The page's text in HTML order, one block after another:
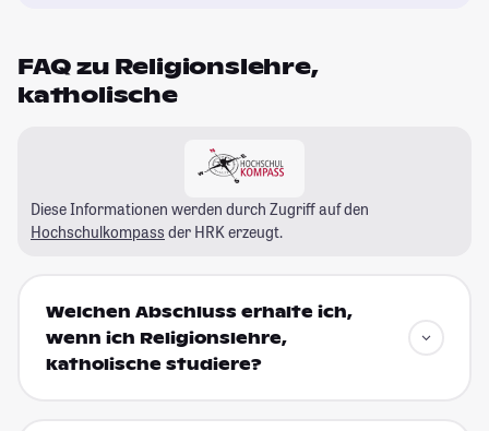
FAQ zu Religionslehre,
katholische
Diese Informationen werden durch Zugriff auf den
Hochschulkompass der HRK erzeugt.
Welchen Abschluss erhalte ich,
wenn ich Religionslehre,
katholische studiere?